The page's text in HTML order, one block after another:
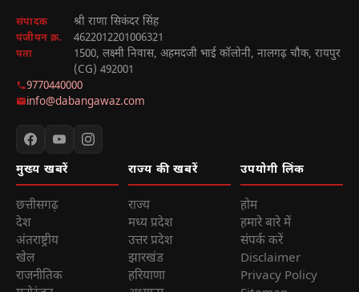
संपादक श्री राणा सिकंदर सिंह
पंजीयन क्र. 4622012201006321
पता
1500, लक्ष्मी निवास, अहमदजी भाई कॉलोनी, नालगढ़ चौक, रायपुर
(CG) 492001
9770440000
info@dabangawaz.com
मुख्य खबरें
छत्तीसगढ़
देश
अंतराष्ट्रीय
खेल
राजनीतिक
राज्य की खबरें
राज्य
मध्य प्रदेश
उत्तर प्रदेश
झारखंड
हरियाणा
उपयोगी लिंक
होम
हमारे बारे में
संपर्क करें
Disclaimer
Privacy Policy